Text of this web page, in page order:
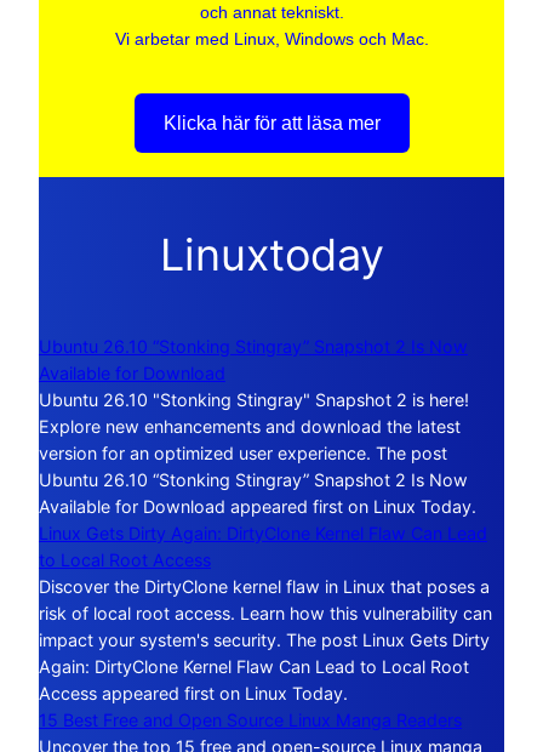
och annat tekniskt.
Vi arbetar med Linux, Windows och Mac.
Klicka här för att läsa mer
Linuxtoday
Ubuntu 26.10 “Stonking Stingray” Snapshot 2 Is Now
Available for Download
Ubuntu 26.10 "Stonking Stingray" Snapshot 2 is here!
Explore new enhancements and download the latest
version for an optimized user experience. The post
Ubuntu 26.10 “Stonking Stingray” Snapshot 2 Is Now
Available for Download appeared first on Linux Today.
Linux Gets Dirty Again: DirtyClone Kernel Flaw Can Lead
to Local Root Access
Discover the DirtyClone kernel flaw in Linux that poses a
risk of local root access. Learn how this vulnerability can
impact your system's security. The post Linux Gets Dirty
Again: DirtyClone Kernel Flaw Can Lead to Local Root
Access appeared first on Linux Today.
15 Best Free and Open Source Linux Manga Readers
Uncover the top 15 free and open-source Linux manga